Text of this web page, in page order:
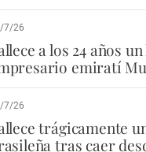
7/26
a los 24 años
emiratí
7/26
trágicamente
tras caer